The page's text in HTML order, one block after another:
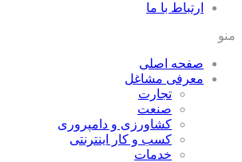
ارتباط با ما
منو
صفحه اصلی
معرفی مشاغل
تجارت
صنعت
كشاورزی و دامپروری
كسب و كار اينترنتی
خدمات